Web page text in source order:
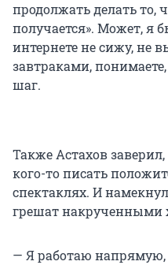
продолжать делать то,
получается». Может, я
интернете не сижу, не
завтраками,
шаг.
Также Астахов
кого-то писать
спектаклях. И
грешат накрученными
— Я работаю